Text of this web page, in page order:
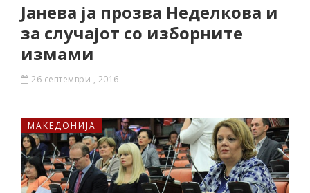
Јанева ја прозва Неделкова и
за случајот со изборните
измами
26 септември , 2016
МАКЕДОНИЈА